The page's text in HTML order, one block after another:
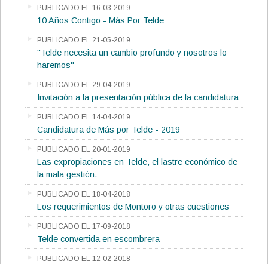
PUBLICADO EL 16-03-2019
10 Años Contigo - Más Por Telde
PUBLICADO EL 21-05-2019
"Telde necesita un cambio profundo y nosotros lo
haremos"
PUBLICADO EL 29-04-2019
Invitación a la presentación pública de la candidatura
PUBLICADO EL 14-04-2019
Candidatura de Más por Telde - 2019
PUBLICADO EL 20-01-2019
Las expropiaciones en Telde, el lastre económico de
la mala gestión.
PUBLICADO EL 18-04-2018
Los requerimientos de Montoro y otras cuestiones
PUBLICADO EL 17-09-2018
Telde convertida en escombrera
PUBLICADO EL 12-02-2018